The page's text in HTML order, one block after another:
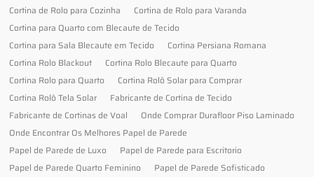
Cortina de Rolo para Cozinha
Cortina de Rolo para Varanda
Cortina para Quarto com Blecaute de Tecido
Cortina para Sala Blecaute em Tecido
Cortina Persiana Romana
Cortina Rolo Blackout
Cortina Rolo Blecaute para Quarto
Cortina Rolo para Quarto
Cortina Rolô Solar para Comprar
Cortina Rolô Tela Solar
Fabricante de Cortina de Tecido
Fabricante de Cortinas de Voal
Onde Comprar Durafloor Piso Laminado
Onde Encontrar Os Melhores Papel de Parede
Papel de Parede de Luxo
Papel de Parede para Escritorio
Papel de Parede Quarto Feminino
Papel de Parede Sofisticado